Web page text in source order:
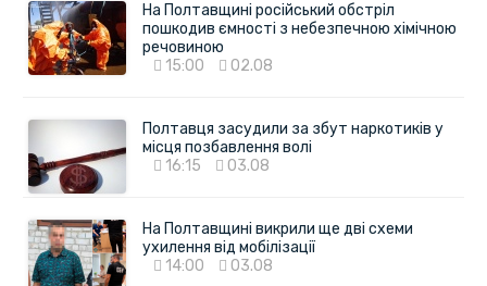
На Полтавщині російський обстріл
пошкодив ємності з небезпечною хімічною
речовиною
15:00
02.08
Полтавця засудили за збут наркотиків у
місця позбавлення волі
16:15
03.08
На Полтавщині викрили ще дві схеми
ухилення від мобілізації
14:00
03.08